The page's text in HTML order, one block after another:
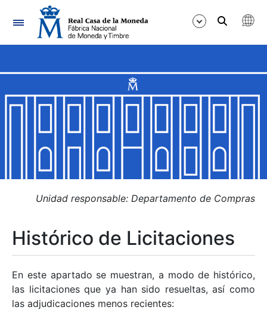
Navegación
Mostrar/Ocultar
Mostrar/Ocultar
Mostrar/Ocultar
Mostrar/Ocultar
Mostrar/Ocultar
Unidad responsable: Departamento de Compras
Histórico de Licitaciones
En este apartado se muestran, a modo de histórico,
las licitaciones que ya han sido resueltas, así como
las adjudicaciones menos recientes: